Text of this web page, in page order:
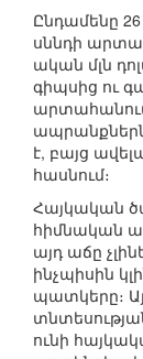
Ընդամենը
սննդի
ական մլն
գիպսից ու
է, բայց
հասնում։
Հայկական
հիմնական
այդ աճը
ինչպիսին
պատկերը։
ունի